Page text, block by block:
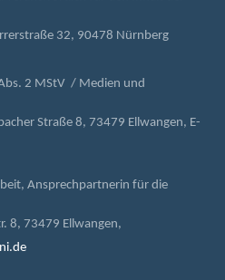
32, 90478 Nürnberg
2 MStV / Medien und
Straße 8, 73479 Ellwangen, E-
Ansprechpartnerin für die
8, 73479 Ellwangen,